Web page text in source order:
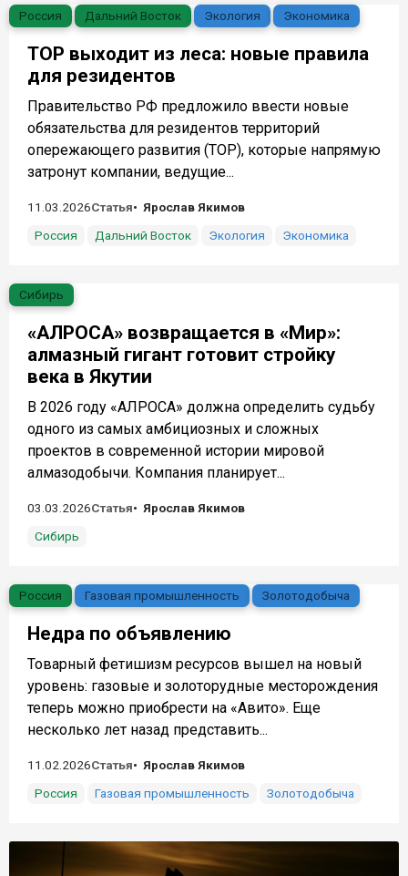
Россия Дальний Восток Экология Экономика
ТОР выходит из леса: новые правила
для резидентов
Правительство РФ предложило ввести новые
обязательства для резидентов территорий
опережающего развития (ТОР), которые напрямую
затронут компании, ведущие...
11.03.2026Статья
Ярослав Якимов
Россия
Дальний Восток Экология Экономика
Сибирь
«АЛРОСА» возвращается в «Мир»:
алмазный гигант готовит стройку
века в Якутии
В 2026 году «АЛРОСА» должна определить судьбу
одного из самых амбициозных и сложных
проектов в современной истории мировой
алмазодобычи. Компания планирует...
03.03.2026Статья
Ярослав Якимов
Сибирь
Россия Газовая промышленность Золотодобыча
Недра по объявлению
Товарный фетишизм ресурсов вышел на новый
уровень: газовые и золоторудные месторождения
теперь можно приобрести на «Авито». Еще
несколько лет назад представить...
11.02.2026Статья
Ярослав Якимов
Россия
Газовая промышленность Золотодобыча